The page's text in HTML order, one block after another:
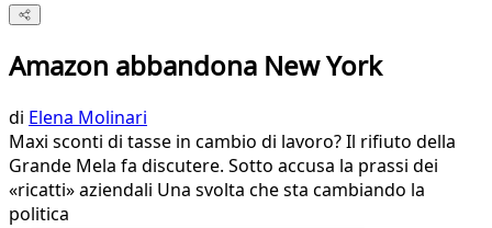
Amazon abbandona New York
di Elena Molinari
Maxi sconti di tasse in cambio di lavoro? Il rifiuto della
Grande Mela fa discutere. Sotto accusa la prassi dei
«ricatti» aziendali Una svolta che sta cambiando la
politica